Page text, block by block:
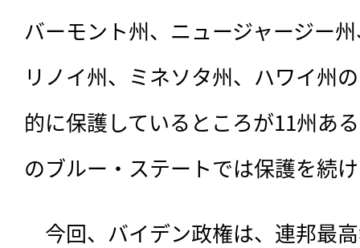
バーモント州、ニュージャージー
リノイ州、ミネソタ州、ハワイ州
的に保護しているところが11州あ
のブルー・ステートでは保護を続
今回、バイデン政権は、 連邦最